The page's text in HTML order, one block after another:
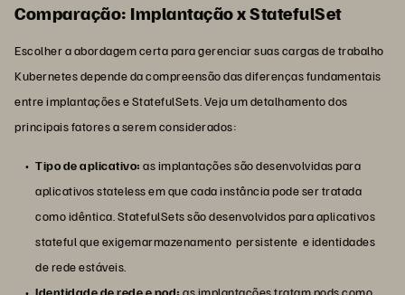
Comparação: Implantação x StatefulSet
Escolher a abordagem certa para gerenciar suas cargas de trabalho
Kubernetes depende da compreensão das diferenças fundamentais
entre implantações e StatefulSets. Veja um detalhamento dos
principais fatores a serem considerados:
Tipo de aplicativo: as implantações são desenvolvidas para
aplicativos stateless em que cada instância pode ser tratada
como idêntica. StatefulSets são desenvolvidos para aplicativos
stateful que exigemarmazenamento persistente e identidades
de rede estáveis.